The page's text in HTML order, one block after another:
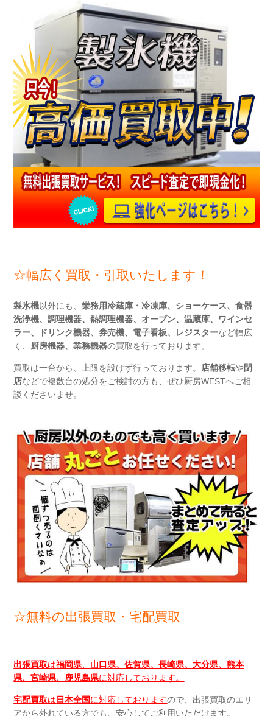
☆幅広く買取・引取いたします！
製氷機以外にも、業務用冷蔵庫・冷凍庫、ショーケース、食器
洗浄機、調理機器、熱調理機器、オーブン、温蔵庫、ワインセ
ラー、ドリンク機器、券売機、電子看板、レジスターなど幅広
く、 厨房機器、業務機器の買取を行っております。
買取は一台から、上限を設けず行っております。 店舗移転や閉
店などで複数台の処分をご検討の方も、ぜひ厨房WESTへご相
談くださいませ。
☆無料の出張買取・宅配買取
出張買取は福岡県、 山口県、佐賀県、長崎県、大分県、熊本
県、宮崎県、鹿児島県に対応しております。
宅配買取は 日本全国に対応しておりますので、出張買取のエリ
アから外れている方でも、安心してご利用いただけます。